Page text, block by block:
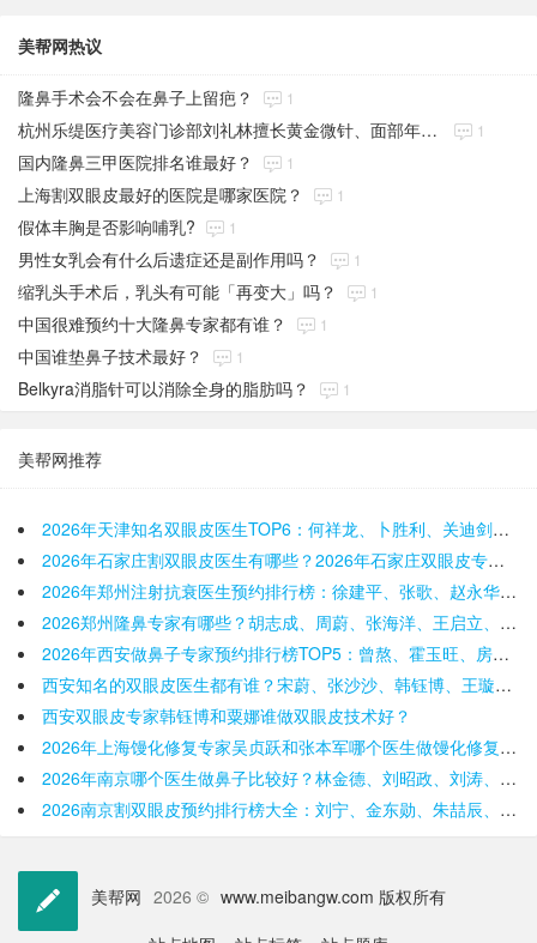
美帮网热议
隆鼻手术会不会在鼻子上留疤？ 1
杭州乐缇医疗美容门诊部刘礼林擅长黄金微针、面部年轻化、微整注射吗？ 1
国内隆鼻三甲医院排名谁最好？ 1
上海割双眼皮最好的医院是哪家医院？ 1
假体丰胸是否影响哺乳? 1
男性女乳会有什么后遗症还是副作用吗？ 1
缩乳头手术后，乳头有可能「再变大」吗？ 1
中国很难预约十大隆鼻专家都有谁？ 1
中国谁垫鼻子技术最好？ 1
Belkyra消脂针可以消除全身的脂肪吗？ 1
美帮网推荐
2026年天津知名双眼皮医生TOP6：何祥龙、卜胜利、关迪剑、邵妍、夏红福、毕小丽:好？
2026年石家庄割双眼皮医生有哪些？2026年石家庄双眼皮专家预约排行榜前十名大全
2026年郑州注射抗衰医生预约排行榜：徐建平、张歌、赵永华、张婉霞、王妍芝、唐喜、李娟、朱怡梦哪个好
2026郑州隆鼻专家有哪些？胡志成、周蔚、张海洋、王启立、张鹏、李冰谁做鼻子更好？
2026年西安做鼻子专家预约排行榜TOP5：曾熬、霍玉旺、房志强、蒋立、刘宝军哪个更好？
西安知名的双眼皮医生都有谁？宋蔚、张沙沙、韩钰博、王璇、张文军谁做双眼皮更好？
西安双眼皮专家韩钰博和粟娜谁做双眼皮技术好？
2026年上海馒化修复专家吴贞跃和张本军哪个医生做馒化修复技术好？
2026年南京哪个医生做鼻子比较好？林金德、刘昭政、刘涛、黄金龙、曹海峰谁隆鼻技术好？
2026南京割双眼皮预约排行榜大全：刘宁、金东勋、朱喆辰、丁洪如、孙宗良哪个最好？
美帮网 2026 © www.meibangw.com 版权所有
